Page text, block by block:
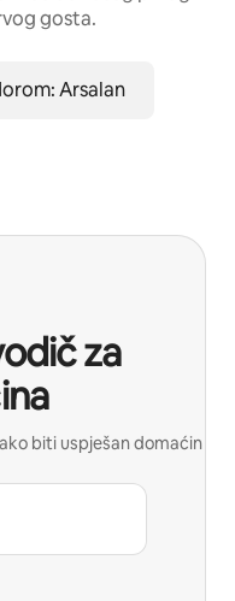
gosta.
Arsalan
za
biti uspješan domaćin